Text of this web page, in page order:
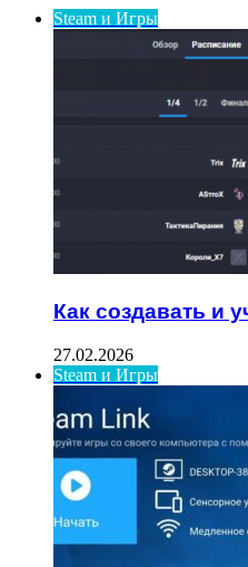
Steam и Игры
Как создавать и
27.02.2026
Steam и Игры